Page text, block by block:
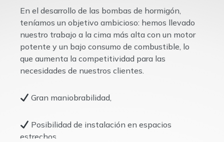
En el desarrollo de las bombas de hormigón,
teníamos un objetivo ambicioso: hemos llevado
nuestro trabajo a la cima más alta con un motor
potente y un bajo consumo de combustible, lo
que aumenta la competitividad para las
necesidades de nuestros clientes.
Gran maniobrabilidad,
Posibilidad de instalación en espacios
estrechos,